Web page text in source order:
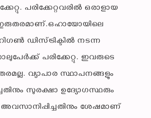
പരിക്കേറ്റവരില്‍ ഒരാളായ
ഡിസ്ട്രിക്ടില്‍ നടന്ന
പരിക്കേറ്റു. ഇവരുടെ
വ്യാപാര സ്ഥാപനങ്ങളും
സുരക്ഷാ ഉദ്യോഗസ്ഥരും
അവസാനിപ്പിച്ചതിനും ശേഷമാണ്